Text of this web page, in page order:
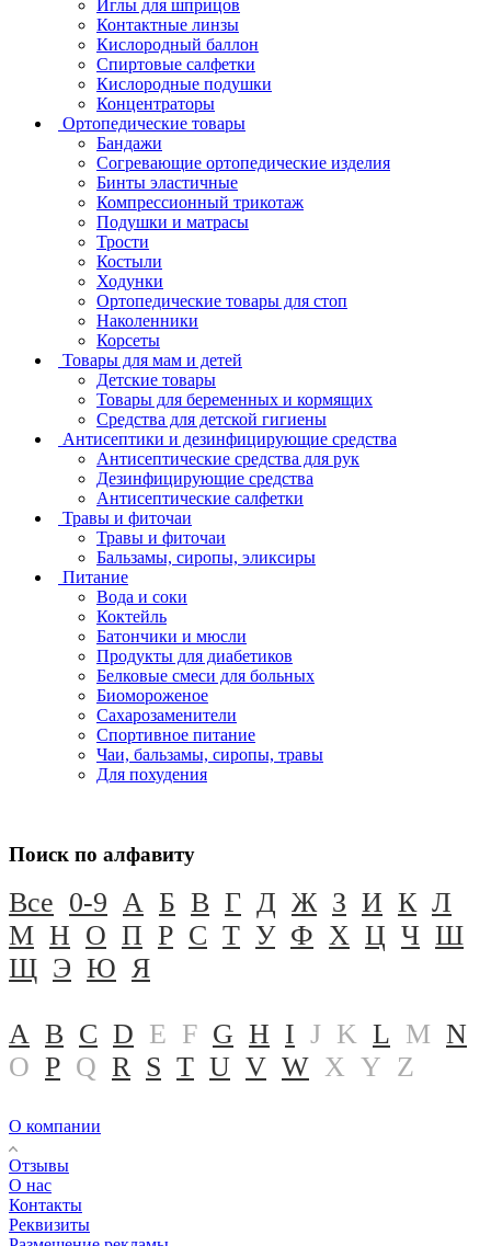
Иглы для шприцов
Контактные линзы
Кислородный баллон
Спиртовые салфетки
Кислородные подушки
Концентраторы
Ортопедические товары
Бандажи
Согревающие ортопедические изделия
Бинты эластичные
Компрессионный трикотаж
Подушки и матрасы
Трости
Костыли
Ходунки
Ортопедические товары для стоп
Наколенники
Корсеты
Товары для мам и детей
Детские товары
Товары для беременных и кормящих
Средства для детской гигиены
Антисептики и дезинфицирующие средства
Антисептические средства для рук
Дезинфицирующие средства
Антисептические салфетки
Травы и фиточаи
Травы и фиточаи
Бальзамы, сиропы, эликсиры
Питание
Вода и соки
Коктейль
Батончики и мюсли
Продукты для диабетиков
Белковые смеси для больных
Биомороженое
Сахарозаменители
Спортивное питание
Чаи, бальзамы, сиропы, травы
Для похудения
Поиск по алфавиту
Все 0-9 А Б В Г Д Ж З И К Л
М Н О П Р С Т У Ф Х Ц Ч Ш
Щ Э Ю Я
A B C D E F G H I J K L M N
O P Q R S T U V W X Y Z
О компании
Отзывы
О нас
Контакты
Реквизиты